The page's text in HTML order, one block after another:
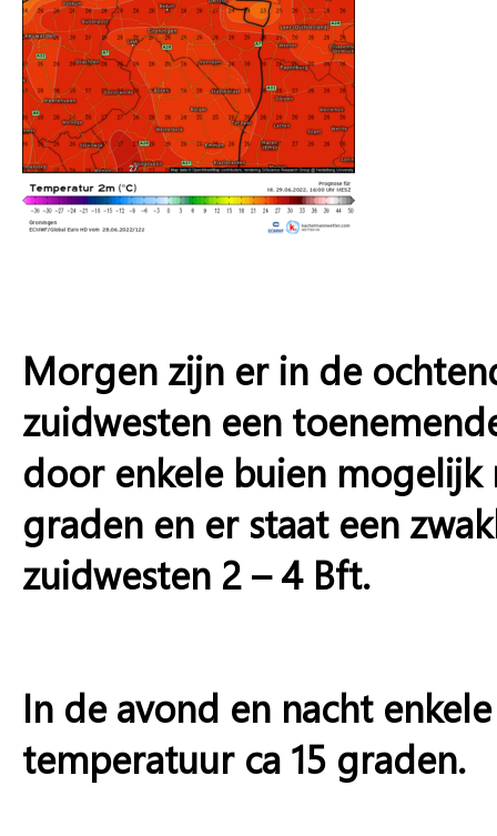
Morgen zijn er in de
zuidwesten een
door enkele buien
graden en er staat een
zuidwesten 2 – 4 Bft.
In de avond en nacht
temperatuur ca 15 graden.